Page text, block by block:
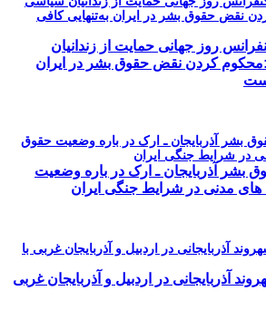
روز جهانی حمایت از زندانیان
کردن نقض حقوق بشر در ایران
بشر آذربایجان ـ ارک در باره وضعیت
های مدنی در شرایط جنگی ایران
آذربایجانی در اردبیل و آذربایجان غربی